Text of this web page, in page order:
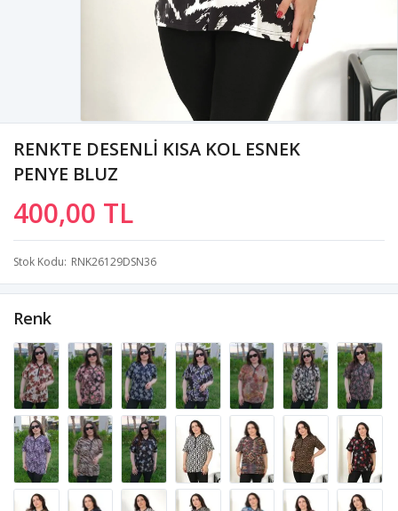
RENKTE DESENLİ KISA KOL ESNEK
PENYE BLUZ
400,00 TL
Stok Kodu RNK26129DSN36
Renk